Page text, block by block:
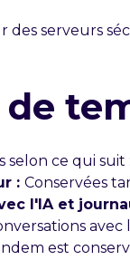
des serveurs
selon ce qui suit :
:Conservées
l'IA et
est